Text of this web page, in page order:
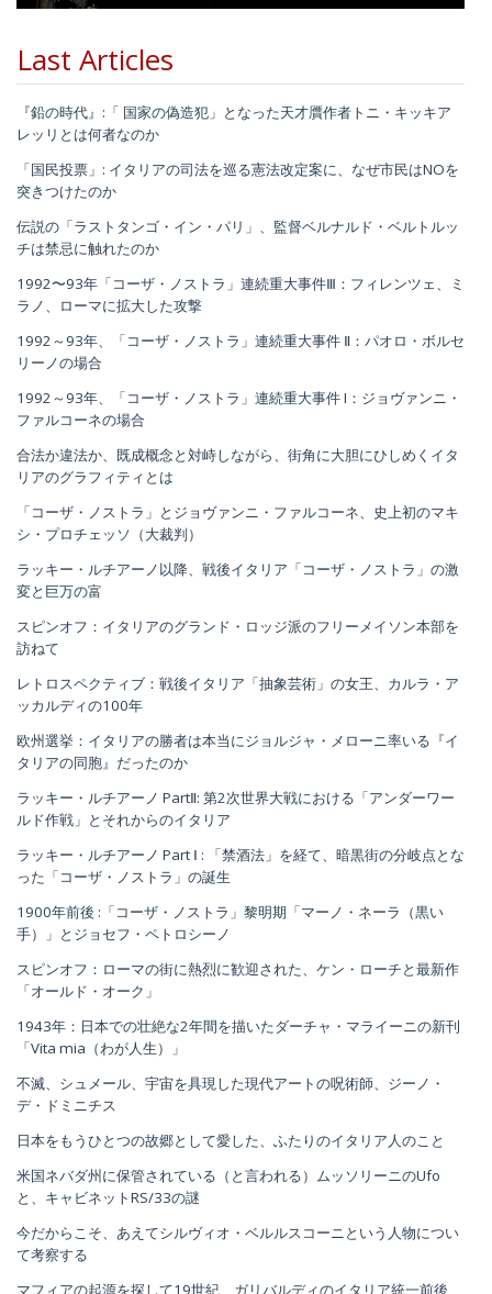
Last Articles
『鉛の時代』:「 国家の偽造犯」となった天才贋作者トニ・キッキア
レッリとは何者なのか
「国民投票」: イタリアの司法を巡る憲法改定案に、なぜ市民はNOを
突きつけたのか
伝説の「ラストタンゴ・イン・パリ」、監督ベルナルド・ベルトルッ
チは禁忌に触れたのか
1992〜93年「コーザ・ノストラ」連続重大事件Ⅲ：フィレンツェ、ミ
ラノ、ローマに拡大した攻撃
1992～93年、「コーザ・ノストラ」連続重大事件 Ⅱ：パオロ・ボルセ
リーノの場合
1992～93年、「コーザ・ノストラ」連続重大事件 I：ジョヴァンニ・
ファルコーネの場合
合法か違法か、既成概念と対峙しながら、街角に大胆にひしめくイタ
リアのグラフィティとは
「コーザ・ノストラ」とジョヴァンニ・ファルコーネ、史上初のマキ
シ・プロチェッソ（大裁判）
ラッキー・ルチアーノ以降、戦後イタリア「コーザ・ノストラ」の激
変と巨万の富
スピンオフ：イタリアのグランド・ロッジ派のフリーメイソン本部を
訪ねて
レトロスペクティブ：戦後イタリア「抽象芸術」の女王、カルラ・ア
ッカルディの100年
欧州選挙：イタリアの勝者は本当にジョルジャ・メローニ率いる『イ
タリアの同胞』だったのか
ラッキー・ルチアーノ PartⅡ: 第2次世界大戦における「アンダーワー
ルド作戦」とそれからのイタリア
ラッキー・ルチアーノ Part Ⅰ : 「禁酒法」を経て、暗黒街の分岐点とな
った「コーザ・ノストラ」の誕生
1900年前後 :「コーザ・ノストラ」黎明期「マーノ・ネーラ（黒い
手）」とジョセフ・ペトロシーノ
スピンオフ：ローマの街に熱烈に歓迎された、ケン・ローチと最新作
「オールド・オーク」
1943年：日本での壮絶な2年間を描いたダーチャ・マライーニの新刊
「Vita mia（わが人生）」
不滅、シュメール、宇宙を具現した現代アートの呪術師、ジーノ・
デ・ドミニチス
日本をもうひとつの故郷として愛した、ふたりのイタリア人のこと
米国ネバダ州に保管されている（と言われる）ムッソリーニのUfo
と、キャビネットRS/33の謎
今だからこそ、あえてシルヴィオ・ベルルスコーニという人物につい
て考察する
マフィアの起源を探して19世紀、ガリバルディのイタリア統一前後、